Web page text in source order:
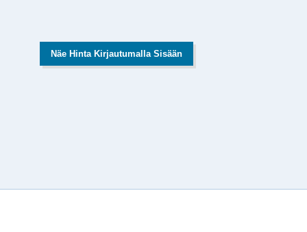
Näe Hinta Kirjautumalla Sisään